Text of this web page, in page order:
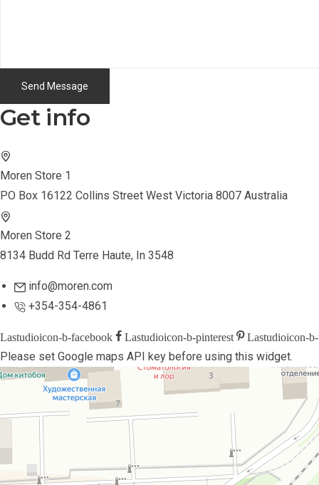
Get info
Moren Store 1
PO Box 16122 Collins Street West Victoria 8007 Australia
Moren Store 2
8134 Budd Rd Terre Haute, In 3548
info@moren.com
+354-354-4861
Lastudioicon-b-facebook Lastudioicon-b-pinterest Lastudioicon-
Please set Google maps API key before using this widget.